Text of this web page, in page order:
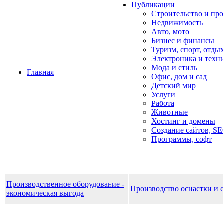
Главная
Публикации
Строительство и
Недвижимость
Авто, мото
Бизнес и финансы
Туризм, спорт,
Электроника и
Мода и стиль
Офис, дом и cад
Детский мир
Услуги
Работа
Животные
Хостинг и домены
Создание сайтов,
Программы, софт
Производственное оборудование -
экономическая выгода
Производство оснастки и